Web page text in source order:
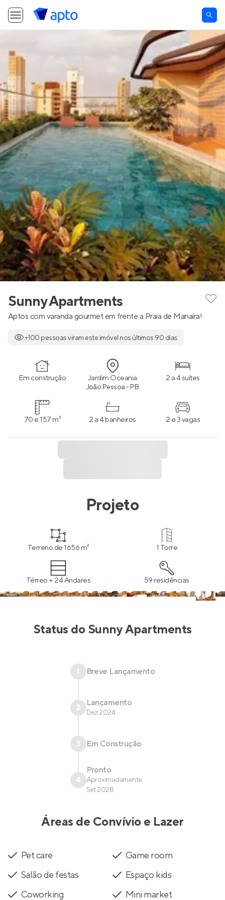
Sunny Apartments
Aptos com varanda gourmet em frente a Praia de Manaíra!
+100 pessoas viram este imóvel nos últimos 90 dias
Em construção Jardim Oceania
João Pessoa - PB
2 a 4 suítes
70 e 157 m² 2 a 4 banheiros 2 e 3 vagas
Projeto
Terreno de 1656 m² 1 Torre
Térreo + 24 Andares 59 residências
Status doSunny Apartments
1 Breve Lançamento
2 Lançamento
Dez 2024
3 Em Construção
4
Pronto
Aproximadamente
Set 2028
Áreas de Convívio e Lazer
Pet care
Game room
Salão de festas
Espaço kids
Coworking
Mini market